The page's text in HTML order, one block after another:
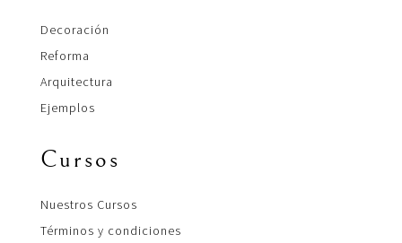
Decoración
Reforma
Arquitectura
Ejemplos
Cursos
Nuestros Cursos
Términos y condiciones